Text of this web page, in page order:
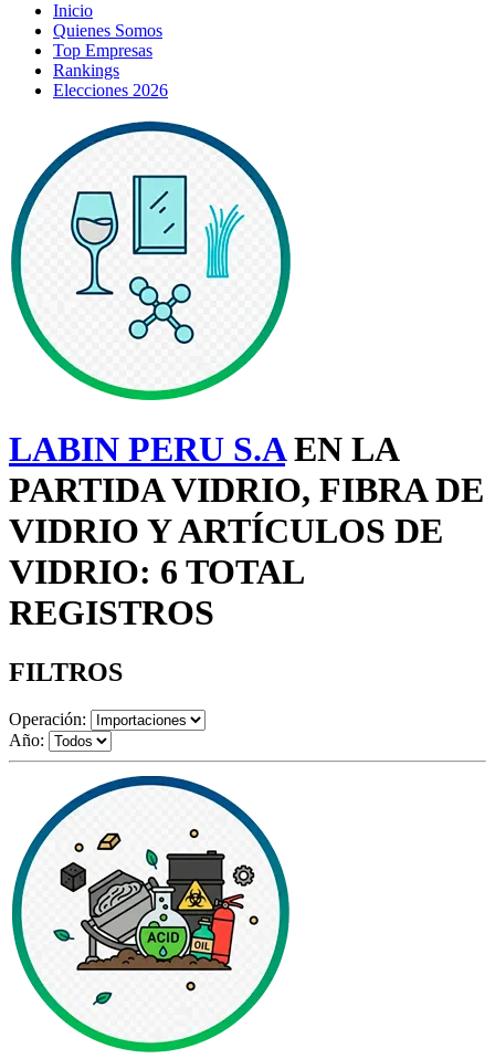
Inicio
Quienes Somos
Top Empresas
Rankings
Elecciones 2026
LABIN PERU S.AEN LA
PARTIDA VIDRIO, FIBRA DE
VIDRIO Y ARTÍCULOS DE
VIDRIO: 6 TOTAL
REGISTROS
FILTROS
Operación:
Año: